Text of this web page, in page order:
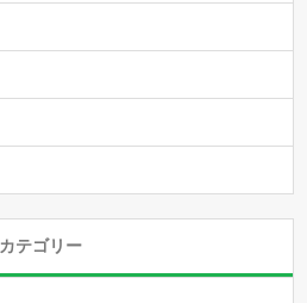
カテゴリー